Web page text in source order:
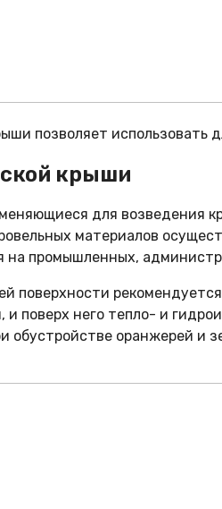
позволяет использовать
крыши
для возведения
материалов
на промышленных,
поверхности
и поверх него тепло- и
обустройстве оранжерей